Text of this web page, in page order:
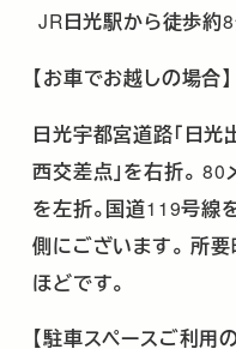
JR日光駅から徒歩約8
【お車でお越しの場合】
日光宇都宮道路「日光
西交差点」を右折。 80
を左折。国道119号線
側にございます。 所要
ほどです。
【駐車スペースご利用